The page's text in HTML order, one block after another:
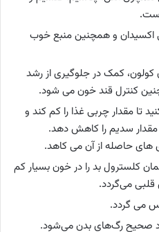
اکسیدان و همچنین منبع خوب
کولون، کمک در جلوگیری از رشد
کنترل قند خون می شود.
تا مقدار چربی غذا را کم کند و
مقدار سدیم را کاهش دهد.
های حاصله از آن می کاهد.
کلسترول بد را در خون بسیار کم
می‌گردد.
می گردد.
صحیح رگ‌های بدن می‌شود.